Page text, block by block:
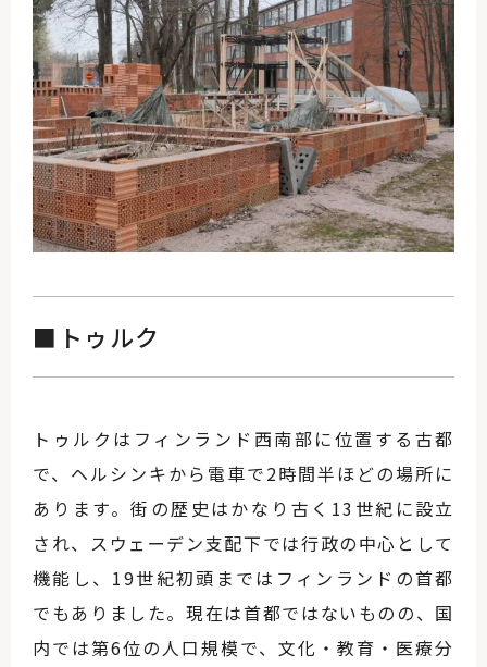
■トゥルク
トゥルクはフィンランド西南部に位置する古都
で、ヘルシンキから電車で2時間半ほどの場所に
あります。街の歴史はかなり古く13世紀に設立
され、スウェーデン支配下では行政の中心として
機能し、19世紀初頭まではフィンランドの首都
でもありました。現在は首都ではないものの、国
内では第6位の人口規模で、文化・教育・医療分